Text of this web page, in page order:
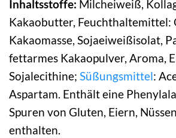
Inhaltsstoffe: Milcheiweiß,
Kakaobutter, Feuchthaltemittel:
Kakaomasse, Sojaeiweißisolat,
fettarmes Kakaopulver, Aroma,
Sojalecithine; Süßungsmittel:
Aspartam. Enthält eine
Spuren von Gluten, Eiern,
enthalten.